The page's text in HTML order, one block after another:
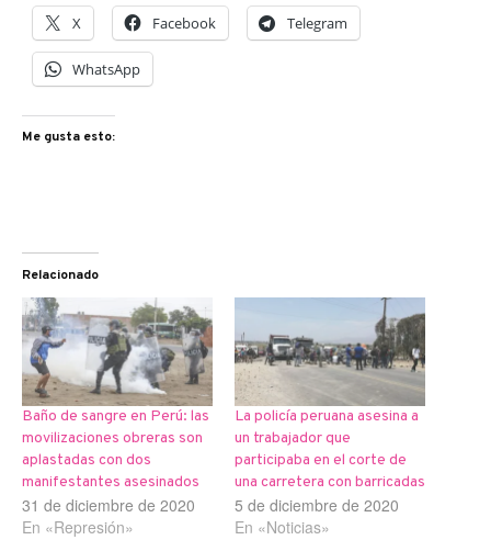
X Facebook Telegram
WhatsApp
Me gusta esto:
Relacionado
Baño de sangre en Perú: las
movilizaciones obreras son
aplastadas con dos
manifestantes asesinados
31 de diciembre de 2020
En «Represión»
La policía peruana asesina a
un trabajador que
participaba en el corte de
una carretera con barricadas
5 de diciembre de 2020
En «Noticias»